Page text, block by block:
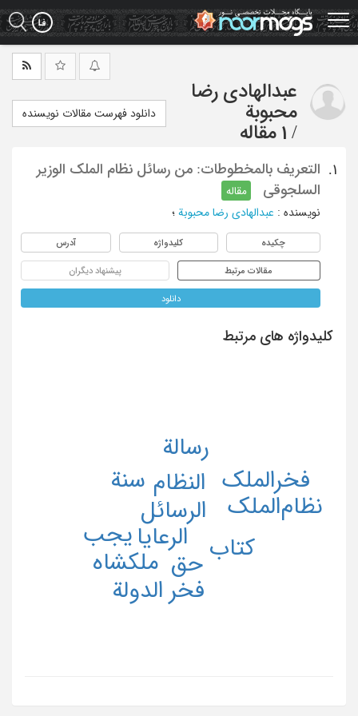
Skip
to
main
عبدالهادی رضا
محبوبة
/ 1 مقاله
دانلود فهرست مقالات نویسنده
1.
التعریف بالمخطوطات: من رسائل نظام الملک الوزیر
السلجوقی
مقاله
نویسنده : عبدالهادی رضا محبوبة ؛
چکیده کلیدواژه آدرس
مقالات مرتبط پیشنهاد دیگران
دانلود
کلیدواژه های مرتبط
الرسائل
الرعایا
النظام
حق
رسالة
سنة
فخر الدولة
فخرالملک
ملکشاه
نظام‌الملک
کتاب
یجب